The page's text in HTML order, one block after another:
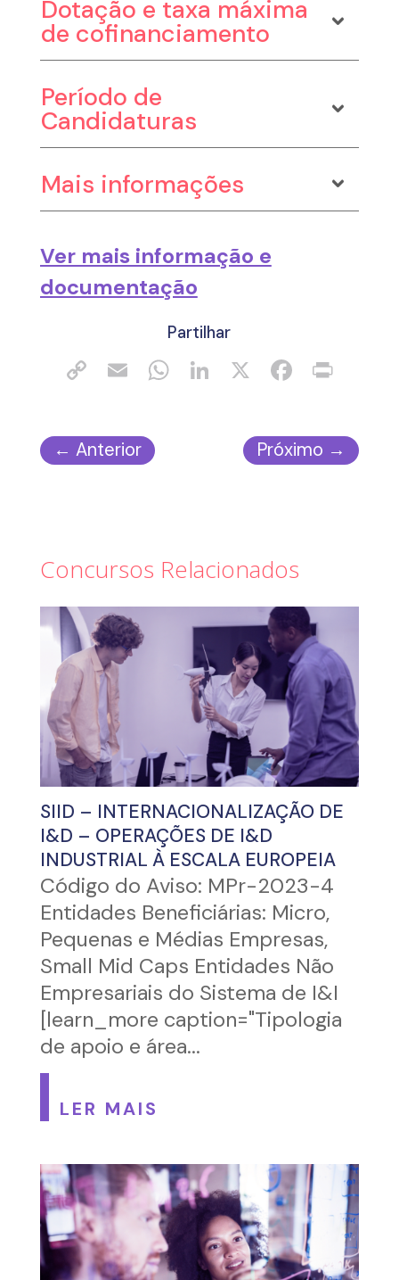
Dotação e taxa máxima
de cofinanciamento
Período de
Candidaturas
Mais informações
Ver mais informação e
documentação
Partilhar
← Anterior Próximo →
Concursos Relacionados
SIID – INTERNACIONALIZAÇÃO DE
I&D – OPERAÇÕES DE I&D
INDUSTRIAL À ESCALA EUROPEIA
Código do Aviso: MPr-2023-4
Entidades Beneficiárias: Micro,
Pequenas e Médias Empresas,
Small Mid Caps Entidades Não
Empresariais do Sistema de I&I
[learn_more caption="Tipologia
de apoio e área...
LER MAIS